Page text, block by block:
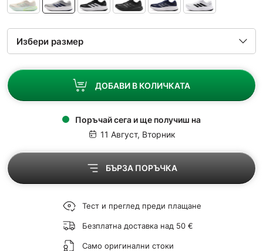
ДОБАВИ В КОЛИЧКАТА
Поръчай сега и ще получиш на
11 Август, Вторник
БЪРЗА ПОРЪЧКА
Тест и преглед преди плащане
Безплатна доставка над 50 €
Само оригинални стоки